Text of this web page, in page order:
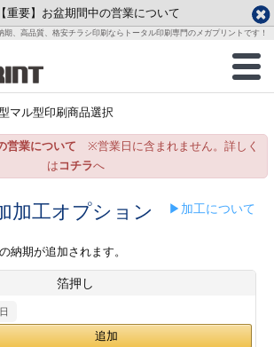
【重要】お盆期間中の営業について
期、高品質、格安チラシ印刷ならトータル印刷専門のメガプリントです！
商品一覧
ご利用ガイド
データ作成ガイド
テンプレート
木 金
土
1
6 7
8
15
27
29
土
3
10 11
12
ル型印刷商品選択
営業について ※営業日に含まれません。詳しく
は コチラへ
加工オプション ▶加工について
納期が追加されます。
箔押し